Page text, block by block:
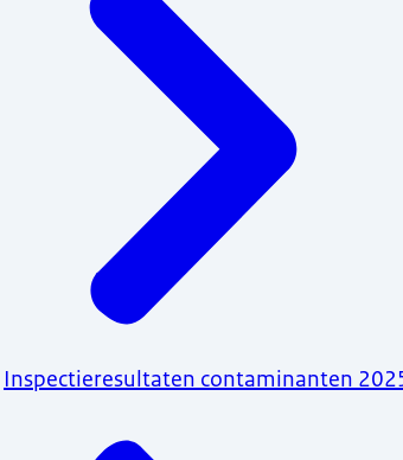
Inspectieresultaten contaminanten